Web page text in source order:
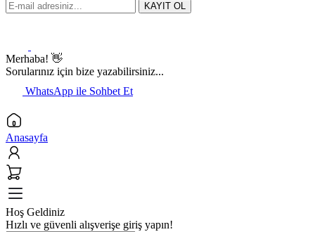
KAYIT OL
Merhaba! 👋
Sorularınız için bize yazabilirsiniz...
WhatsApp ile Sohbet Et
Anasayfa
Hoş Geldiniz
Hızlı ve güvenli alışverişe giriş yapın!